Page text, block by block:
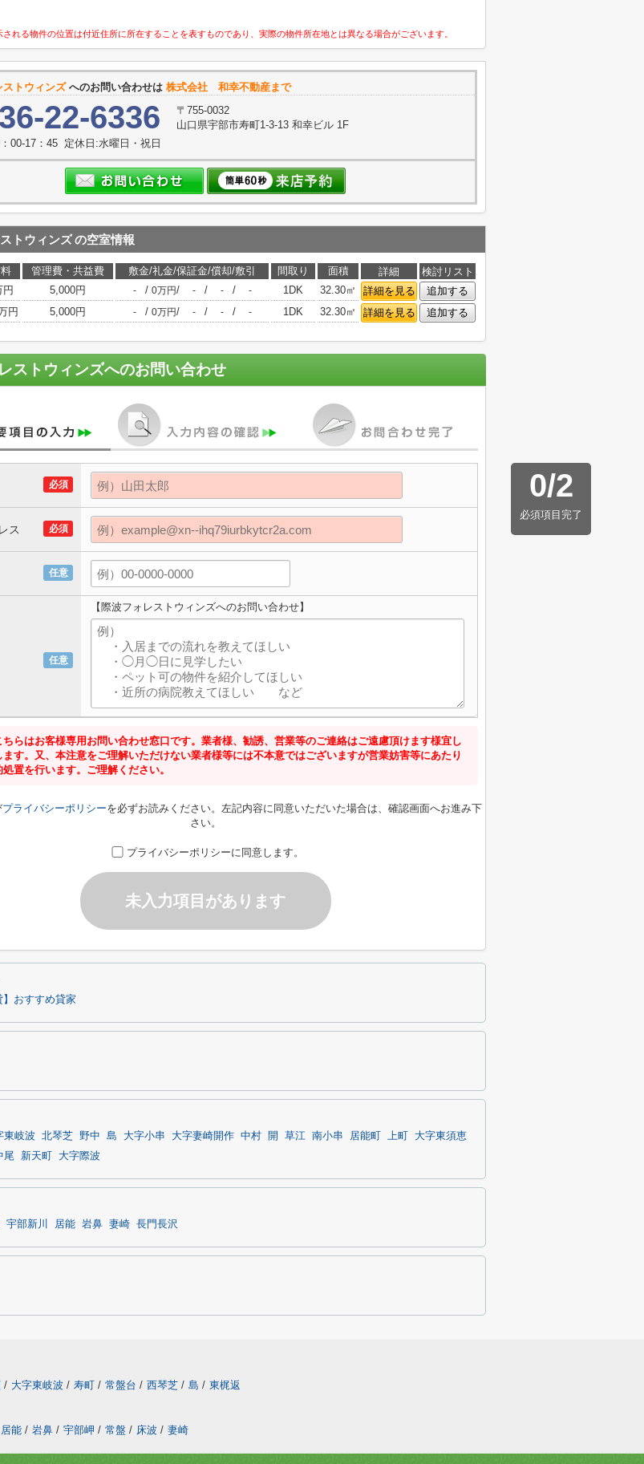
れる物件の位置は付近住所に所在することを表すものであり、実際の物件所在地とは異なる場合がございます。
ストウィンズへのお問い合わせは 株式会社 和幸不動産まで
22-6336
〒755-0032
山口県宇部市寿町1-3-13 和幸ビル 1F
00-17：45 定休日:水曜日・祝日
トウィンズの空室情報
管理費・共益費 敷金/礼金/保証金/償却/敷引 間取り 面積 詳細
検討リスト
円 5,000円 - / 0万円/ - / - / - 1DK 32.30㎡ 詳細を見る
追加する
円 5,000円 - / 0万円/ - / - / - 1DK 32.30㎡ 詳細を見る 追加する
ストウィンズへのお問い合わせ
0/2
必須項目完了
必須
必須
ス
任意
任意
【際波フォレストウィンズへのお問い合わせ】
らはお客様専用お問い合わせ窓口です。業者様、勧誘、営業等のご連絡はご遠慮頂けます様宜し
ます。又、本注意をご理解いただけない業者様等には不本意ではございますが営業妨害等にあたり
置を行います。ご理解ください。
プライバシーポリシーを必ずお読みください。左記内容に同意いただいた場合は、確認画面へお進み下
さい。
プライバシーポリシーに同意します。
未入力項目があります
】おすすめ貸家
東岐波 北琴芝 野中 島 大字小串 大字妻崎開作 中村 開 草江 南小串 居能町 上町
大字東須恵
尾 新天町 大字際波
宇部新川 居能 岩鼻 妻崎 長門長沢
/ 大字東岐波 / 寿町 / 常盤台 / 西琴芝 / 島 / 東梶返
居能 / 岩鼻 / 宇部岬 / 常盤 / 床波 / 妻崎